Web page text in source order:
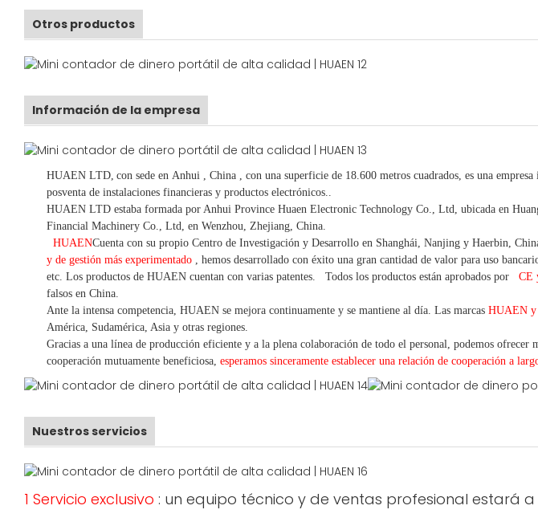
Otros productos
Información de la empresa
HUAEN LTD, con sede en Anhui , China , con una superficie de 18.600 metros cuadrados, es una
posventa de instalaciones financieras y productos electrónicos.
HUAEN LTD estaba formada por Anhui Province Huaen Electronic Technology Co., Ltd, ubicada en
Financial Machinery Co., Ltd, en Wenzhou, Zhejiang, China.
HUAENCuenta con su propio Centro de Investigación y Desarrollo en Shanghái, Nanjing y Haerbin,
y de gestión más experimentado
hemos desarrollado con éxito una gran cantidad de valor para uso
etc. Los productos de HUAEN cuentan con varias patentes. Todos los productos están aprobados por CE
falsos en China.
Ante la intensa competencia, HUAEN se mejora continuamente y se mantiene al día. Las marcas HUAEN
América, Sudamérica, Asia y otras regiones.
Gracias a una línea de producción eficiente y a la plena colaboración de todo el personal, podemos ofrecer
cooperación mutuamente beneficiosa, esperamos sinceramente establecer una relación de cooperación a
Nuestros servicios
1 Servicio exclusivo : un equipo técnico y de ventas profesional estará